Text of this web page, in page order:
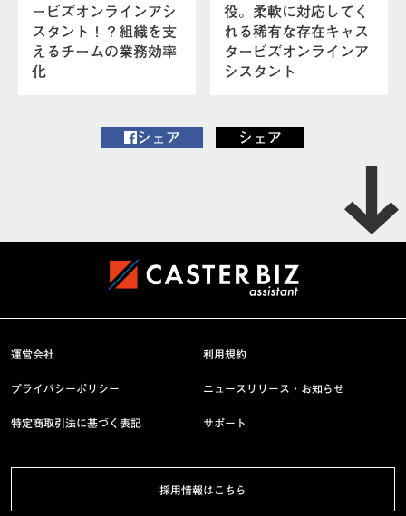
ービズオンラインアシ
スタント！？組織を支
えるチームの業務効率
化
役。柔軟に対応してく
れる稀有な存在キャス
タービズオンラインア
シスタント
シェア シェア
運営会社 利用規約
プライバシーポリシー ニュースリリース・お知らせ
特定商取引法に基づく表記 サポート
採用情報はこちら